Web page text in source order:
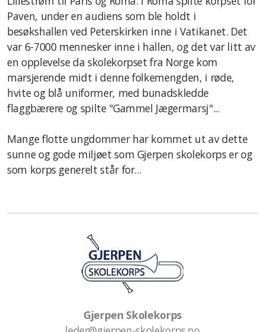
Paven, under en audiens som ble holdt i
besøkshallen ved Peterskirken inne i Vatikanet. Det
var 6-7000 mennesker inne i hallen, og det var litt av
en opplevelse da skolekorpset fra Norge kom
marsjerende midt i denne folkemengden, i røde,
hvite og blå uniformer, med bunadskledde
flaggbærere og spilte "Gammel Jægermarsj"...
Mange flotte ungdommer har kommet ut av dette
sunne og gode miljøet som Gjerpen skolekorps er og
som korps generelt står for...
Gjerpen Skolekorps